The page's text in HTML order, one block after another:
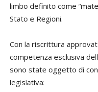
limbo definito come
Stato e Regioni.
Con la riscrittura
competenza esclusiva
sono state oggetto di
legislativa: